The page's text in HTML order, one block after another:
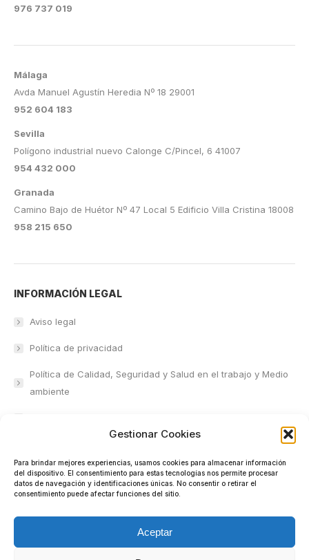
Gestionar Cookies
Para brindar mejores experiencias, usamos cookies para almacenar información
del dispositivo. El consentimiento para estas tecnologías nos permite procesar
datos de navegación y identificaciones únicas. No consentir o retirar el
consentimiento puede afectar funciones del sitio.
Aceptar
976 737 019
Málaga
Avda Manuel Agustín Heredia Nº 18 29001
952 604 183
Sevilla
Polígono industrial nuevo Calonge C/Pincel, 6 41007
954 432 000
Granada
Camino Bajo de Huétor Nº 47 Local 5 Edificio Villa Cristina 18008
958 215 650
INFORMACIÓN LEGAL
Aviso legal
Política de privacidad
Política de Calidad, Seguridad y Salud en el trabajo y Medio
ambiente
Política de cookies (UE)
Comunicación Corporativa